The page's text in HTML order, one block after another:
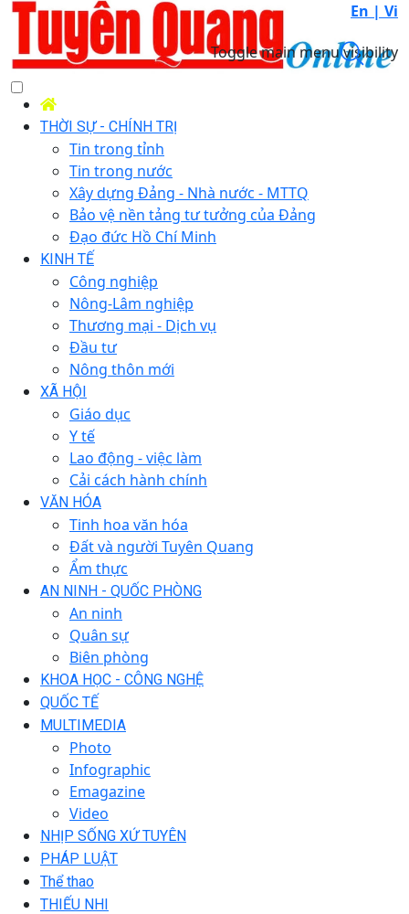
En | Vi
Toggle main menu visibility
THỜI SỰ - CHÍNH TRỊ
Tin trong tỉnh
Tin trong nước
Xây dựng Đảng - Nhà nước - MTTQ
Bảo vệ nền tảng tư tưởng của Đảng
Đạo đức Hồ Chí Minh
KINH TẾ
Công nghiệp
Nông-Lâm nghiệp
Thương mại - Dịch vụ
Đầu tư
Nông thôn mới
XÃ HỘI
Giáo dục
Y tế
Lao động - việc làm
Cải cách hành chính
VĂN HÓA
Tinh hoa văn hóa
Đất và người Tuyên Quang
Ẩm thực
AN NINH - QUỐC PHÒNG
An ninh
Quân sự
Biên phòng
KHOA HỌC - CÔNG NGHỆ
QUỐC TẾ
MULTIMEDIA
Photo
Infographic
Emagazine
Video
NHỊP SỐNG XỨ TUYÊN
PHÁP LUẬT
Thể thao
THIẾU NHI